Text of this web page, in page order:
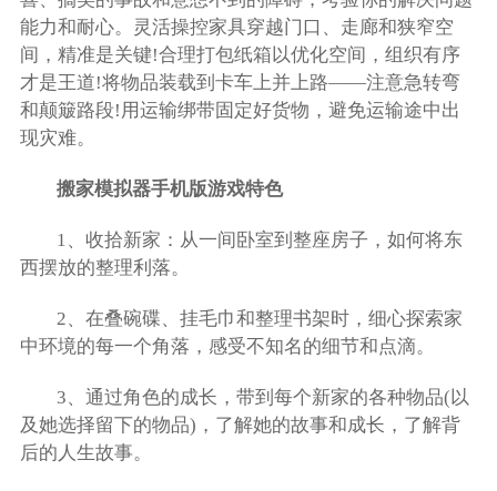
能力和耐心。灵活操控家具穿越门口、走廊和狭窄空
间，精准是关键!合理打包纸箱以优化空间，组织有序
才是王道!将物品装载到卡车上并上路——注意急转弯
和颠簸路段!用运输绑带固定好货物，避免运输途中出
现灾难。
搬家模拟器手机版游戏特色
1、收拾新家：从一间卧室到整座房子，如何将东
西摆放的整理利落。
2、在叠碗碟、挂毛巾和整理书架时，细心探索家
中环境的每一个角落，感受不知名的细节和点滴。
3、通过角色的成长，带到每个新家的各种物品(以
及她选择留下的物品)，了解她的故事和成长，了解背
后的人生故事。